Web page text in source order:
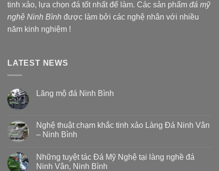
tinh xảo, lựa chọn đá tốt nhất để làm. Các sản phẩm đá mỹ
nghệ Ninh Bình được làm bởi các nghệ nhân với nhiều
năm kinh nghiệm !
LATEST NEWS
Lăng mộ đá Ninh Bình
Nghệ thuật chạm khắc tinh xảo Làng Đá Ninh Vân
– Ninh Bình
Những tuyệt tác Đá Mỹ Nghệ tại làng nghề đá
Ninh Vân, Ninh Bình